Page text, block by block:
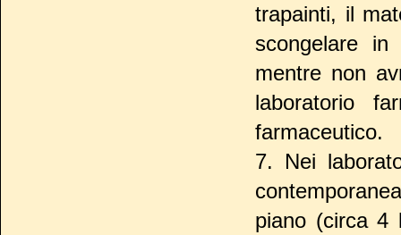
trapainti, il
scongelare
mentre non
laboratorio
farmaceutico.
7. Nei
piano (circa 4